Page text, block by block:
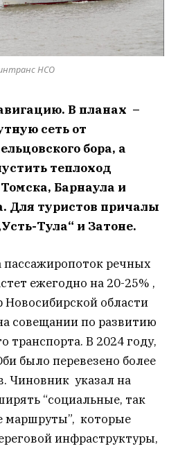
НСО
В планах –
сеть от
бора, а
теплоход
Барнаула и
Для туристов причалы
Тула“ и Затоне.
пассажиропоток речных
ежегодно на 20-25% ,
Новосибирской области
совещании по развитию
транспорта. В 2024 году,
было перевезено более
Чиновник указал на
“социальные, так
маршруты”, которые
инфраструктуры,